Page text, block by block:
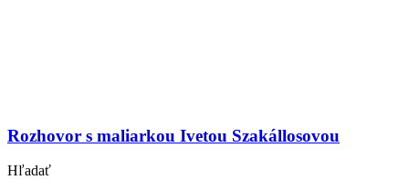
Rozhovor s maliarkou Ivetou Szakállosovou
Hľadať